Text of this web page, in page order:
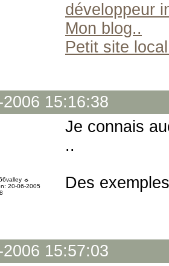
développeur
Mon blog..
Petit site
2006 15:16:38
☼
20-06-2005
Je connais
..
Des
2006 15:57:03